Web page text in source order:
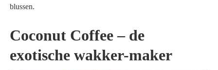
blussen.
Coconut Coffee – de
exotische wakker-maker